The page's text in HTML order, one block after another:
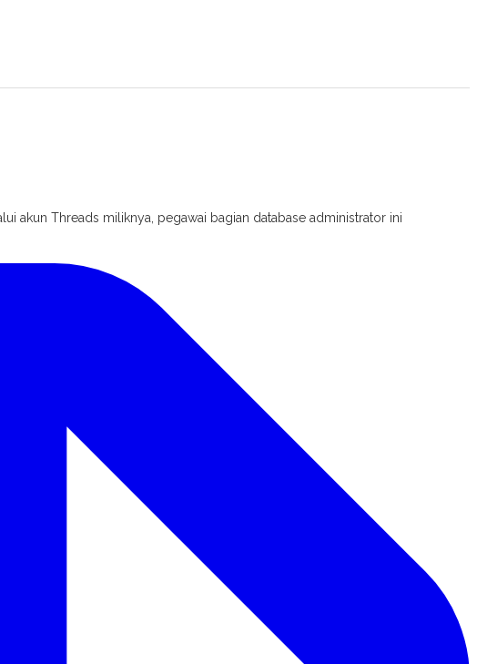
akun Threads miliknya, pegawai bagian database administrator ini